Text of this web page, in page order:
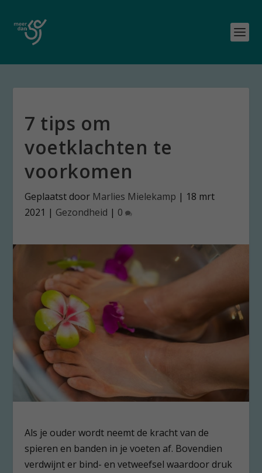
7 tips om
voetklachten te
voorkomen
Geplaatst door Marlies Mielekamp | 18 mrt
2021 | Gezondheid | 0
Als je ouder wordt neemt de kracht van de
spieren en banden in je voeten af. Bovendien
verdwijnt er bind- en vetweefsel waardoor druk